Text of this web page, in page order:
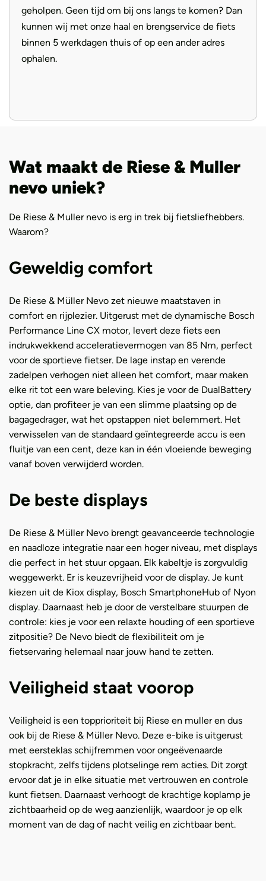
geholpen. Geen tijd om bij ons langs te komen? Dan
kunnen wij met onze haal en brengservice de fiets
binnen 5 werkdagen thuis of op een ander adres
ophalen.
Wat maakt de Riese & Muller
nevo uniek?
De Riese & Muller nevo is erg in trek bij fietsliefhebbers.
Waarom?
Geweldig comfort
De Riese & Müller Nevo zet nieuwe maatstaven in
comfort en rijplezier. Uitgerust met de dynamische Bosch
Performance Line CX motor, levert deze fiets een
indrukwekkend acceleratievermogen van 85 Nm, perfect
voor de sportieve fietser. De lage instap en verende
zadelpen verhogen niet alleen het comfort, maar maken
elke rit tot een ware beleving. Kies je voor de DualBattery
optie, dan profiteer je van een slimme plaatsing op de
bagagedrager, wat het opstappen niet belemmert. Het
verwisselen van de standaard geïntegreerde accu is een
fluitje van een cent, deze kan in één vloeiende beweging
vanaf boven verwijderd worden.
De beste displays
De Riese & Müller Nevo brengt geavanceerde technologie
en naadloze integratie naar een hoger niveau, met displays
die perfect in het stuur opgaan. Elk kabeltje is zorgvuldig
weggewerkt. Er is keuzevrijheid voor de display. Je kunt
kiezen uit de Kiox display, Bosch SmartphoneHub of Nyon
display. Daarnaast heb je door de verstelbare stuurpen de
controle: kies je voor een relaxte houding of een sportieve
zitpositie? De Nevo biedt de flexibiliteit om je
fietservaring helemaal naar jouw hand te zetten.
Veiligheid staat voorop
Veiligheid is een topprioriteit bij Riese en muller en dus
ook bij de Riese & Müller Nevo. Deze e-bike is uitgerust
met eersteklas schijfremmen voor ongeëvenaarde
stopkracht, zelfs tijdens plotselinge rem acties. Dit zorgt
ervoor dat je in elke situatie met vertrouwen en controle
kunt fietsen. Daarnaast verhoogt de krachtige koplamp je
zichtbaarheid op de weg aanzienlijk, waardoor je op elk
moment van de dag of nacht veilig en zichtbaar bent.